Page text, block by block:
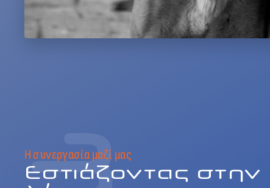
Η συνεργασία μαζί μας
Εστιάζοντας στην